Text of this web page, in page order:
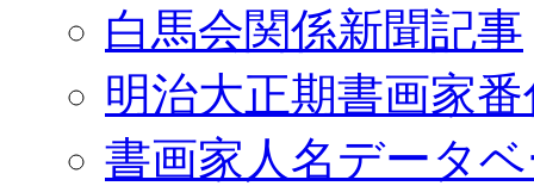
白馬会関係新聞記事
明治大正期書画家
書画家人名データ